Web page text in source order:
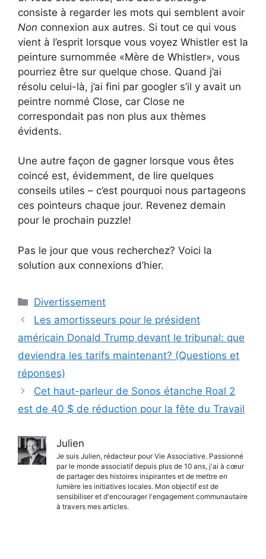
consiste à regarder les mots qui semblent avoir
Non connexion aux autres. Si tout ce qui vous
vient à l’esprit lorsque vous voyez Whistler est la
peinture surnommée «Mère de Whistler», vous
pourriez être sur quelque chose. Quand j’ai
résolu celui-là, j’ai fini par googler s’il y avait un
peintre nommé Close, car Close ne
correspondait pas non plus aux thèmes
évidents.
Une autre façon de gagner lorsque vous êtes
coincé est, évidemment, de lire quelques
conseils utiles – c’est pourquoi nous partageons
ces pointeurs chaque jour. Revenez demain
pour le prochain puzzle!
Pas le jour que vous recherchez? Voici la
solution aux connexions d’hier.
Catégories
Divertissement
Les amortisseurs pour le président
américain Donald Trump devant le tribunal: que
deviendra les tarifs maintenant? (Questions et
réponses)
Cet haut-parleur de Sonos étanche Roal 2
est de 40 $ de réduction pour la fête du Travail
Julien
Je suis Julien, rédacteur pour Vie Associative. Passionné
par le monde associatif depuis plus de 10 ans, j'ai à cœur
de partager des histoires inspirantes et de mettre en
lumière les initiatives locales. Mon objectif est de
sensibiliser et d'encourager l'engagement communautaire
à travers mes articles.